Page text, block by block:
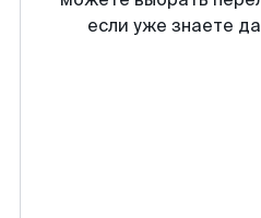
если уже знаете